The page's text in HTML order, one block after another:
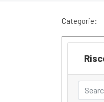
Categorie: